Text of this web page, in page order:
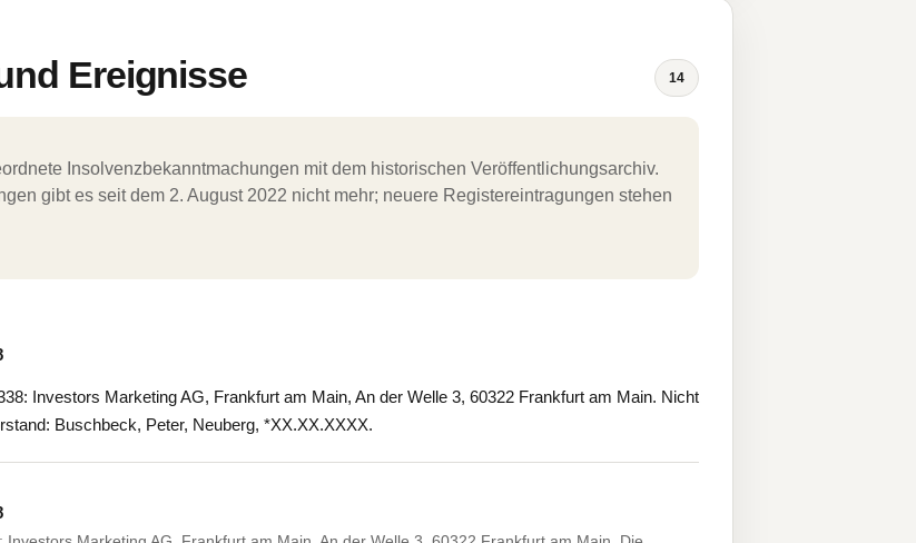
Ereignisse 14
Insolvenzbekanntmachungen mit dem historischen Veröffentlichungsarchiv.
gibt es seit dem 2. August 2022 nicht mehr; neuere Registereintragungen stehen
Investors Marketing AG, Frankfurt am Main, An der Welle 3, 60322 Frankfurt am Main. Nicht
Buschbeck, Peter, Neuberg, *XX.XX.XXXX.